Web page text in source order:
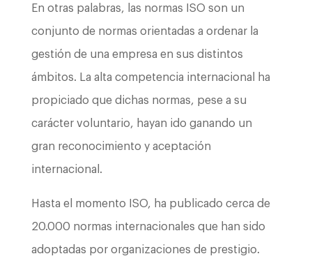
En otras palabras, las normas ISO son un
conjunto de normas orientadas a ordenar la
gestión de una empresa en sus distintos
ámbitos. La alta competencia internacional ha
propiciado que dichas normas, pese a su
carácter voluntario, hayan ido ganando un
gran reconocimiento y aceptación
internacional.
Hasta el momento ISO, ha publicado cerca de
20.000 normas internacionales que han sido
adoptadas por organizaciones de prestigio.